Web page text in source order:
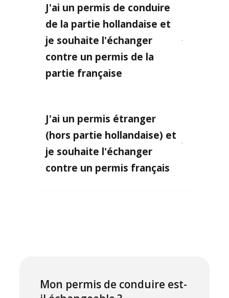
J'ai un permis de conduire
de la partie hollandaise et
je souhaite l'échanger
contre un permis de la
partie française
J'ai un permis étranger
(hors partie hollandaise) et
je souhaite l'échanger
contre un permis français
Mon permis de conduire est-